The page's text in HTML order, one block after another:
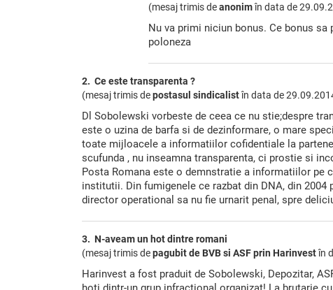
(mesaj trimis deanonimîn data de
Nu va primi niciun bonus. Ce bonus
poloneza
2. Ce este transparenta ?
(mesaj trimis depostasul sindicalistîn data de
Dl Sobolewski vorbeste de ceea ce nu stie;despre
este o uzina de barfa si de dezinformare, o mare
toate mijloacele a informatiilor cofidentiale la
scufunda , nu inseamna transparenta, ci prostie si
Posta Romana este o demnstratie a informatiilor pe
institutii. Din fumigenele ce razbat din DNA, din
director operational sa nu fie urnarit penal, spre
3. N-aveam un hot dintre romani
(mesaj trimis depagubit de BVB si ASF prin Harinvestîn
Harinvest a fost praduit de Sobolewski, Depozitar,